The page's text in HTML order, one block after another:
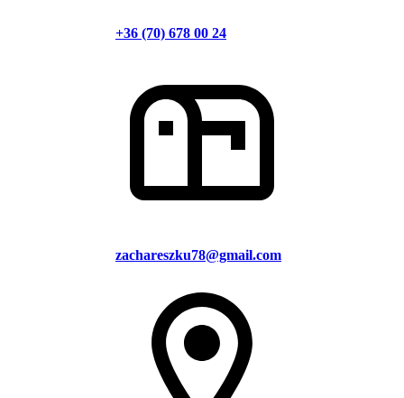
+36 (70) 678 00 24
zachareszku78@gmail.com